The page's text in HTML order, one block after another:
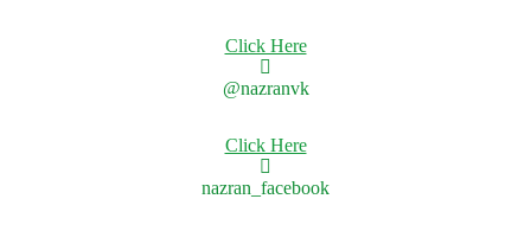
Click Here
@nazranvk
Click Here
nazran_facebook